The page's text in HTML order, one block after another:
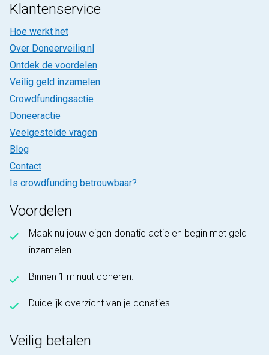
Klantenservice
Hoe werkt het
Over Doneerveilig.nl
Ontdek de voordelen
Veilig geld inzamelen
Crowdfundingsactie
Doneeractie
Veelgestelde vragen
Blog
Contact
Is crowdfunding betrouwbaar?
Voordelen
Maak nu jouw eigen donatie actie en begin met geld
inzamelen.
Binnen 1 minuut doneren.
Duidelijk overzicht van je donaties.
Veilig betalen